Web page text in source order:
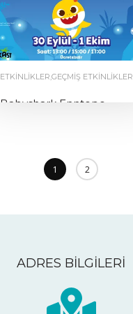
ETKINLIKLER,GEÇMIŞ ETKINLIKLER
Babyshark Enntepe
ENNTEPE 0
1 2
ADRES BİLGİLERİ